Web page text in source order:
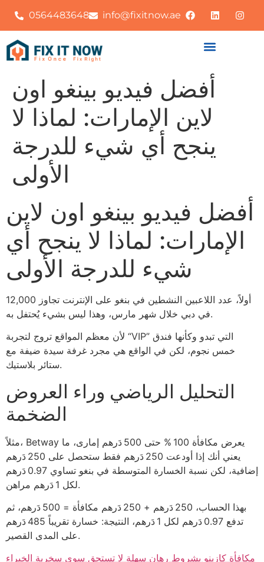
0564483648 info@fixitnow.ae
أفضل فيديو بينغو اون
لاين الإمارات: لماذا لا
ينجح أي شيء للدرجة
الأولى
أفضل فيديو بينغو اون لاين
الإمارات: لماذا لا ينجح أي
شيء للدرجة الأولى
أولاً، عدد اللاعبين النشطين في بنغو على الإنترنت تجاوز 12,000
في دبي خلال شهر مارس، وهذا ليس بشيء يُحتفل به.
لأن معظم المواقع تروج لتجربة “VIP” التي تبدو وكأنها فندق
خمس نجوم، لكن في الواقع هي مجرد غرفة سيدة ضيفة مع
ستائر بلاستيك.
التحليل الرياضي وراء العروض
الضخمة
مثلاً، Betway يعرض مكافأة 100 % حتى 500 دَرهم إمارى، ما
يعني أنك إذا أودعت 250 دَرهم فقط ستحصل على 250 دَرهم
إضافية، لكن نسبة الخسارة المتوسطة في بنغو تساوي 0.97 دَرهم
لكل 1 دَرهم مراهن.
بهذا الحساب، 250 دَرهم + 250 دَرهم مكافأة = 500 دَرهم، ثم
تدفع 0.97 دَرهم لكل 1 دَرهم، النتيجة: خسارة تقريباً 485 دَرهم
على المدى القصير.
مكافأة كازينو بشروط رهان سهلة لا تستحق سوى سخرية الخبراء